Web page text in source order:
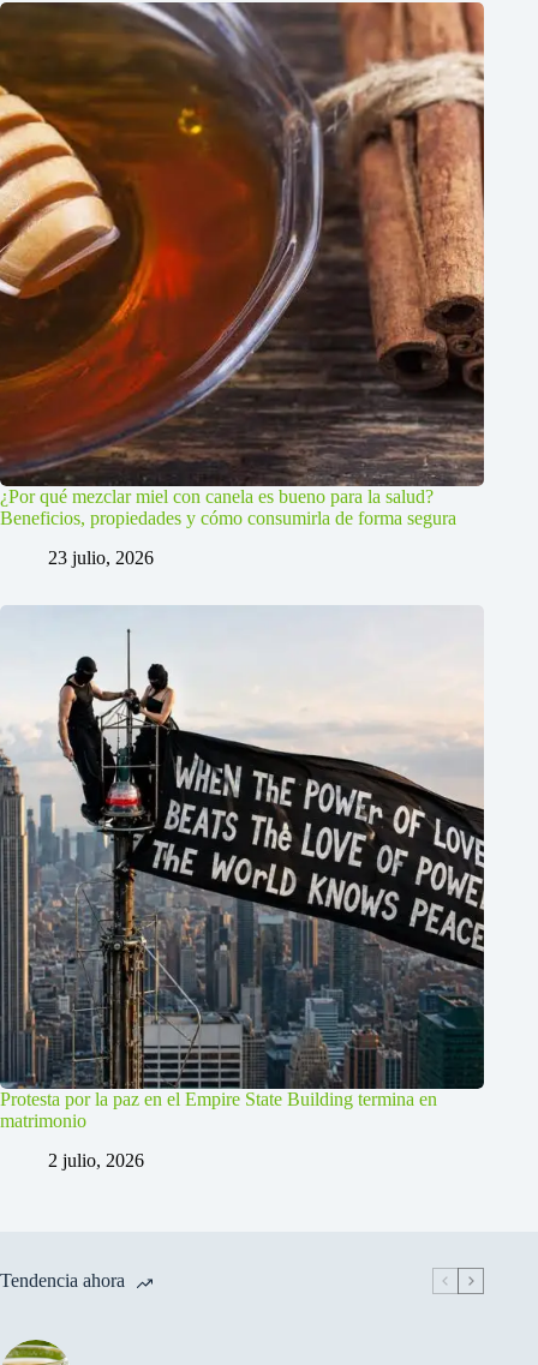
¿Por qué mezclar miel con canela es bueno para la salud?
Beneficios, propiedades y cómo consumirla de forma segura
23 julio, 2026
Protesta por la paz en el Empire State Building termina en
matrimonio
2 julio, 2026
Tendencia ahora